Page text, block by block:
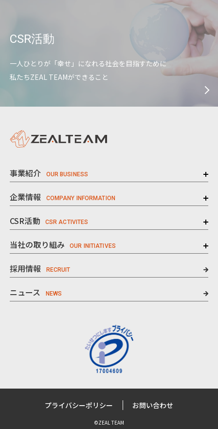
CSR活動
一人ひとりが「幸せ」になれる社会を目指すために
私たちZEAL TEAMができること
事業紹介
企業情報
CSR活動
当社の取り組み
採用情報
ニュース
プライバシーポリシー お問い合わせ
©ZEAL TEAM